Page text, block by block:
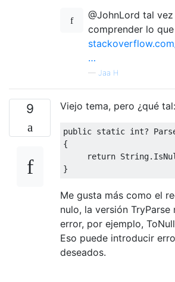
@JohnLord tal
comprender lo
…
— Jaa H
9 Viejo tema, pero ¿qué tal:
public static int?
{
return String.
}
Me gusta más como el
nulo, la versión TryParse
error, por ejemplo,
Eso puede introducir
deseados.